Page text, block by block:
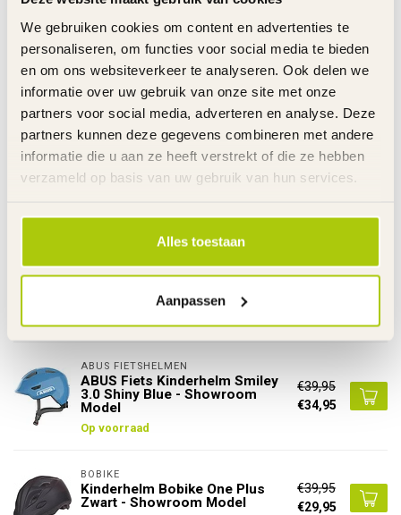
We gebruiken cookies om content en advertenties te
personaliseren, om functies voor social media te bieden
en om ons websiteverkeer te analyseren. Ook delen we
informatie over uw gebruik van onze site met onze
partners voor social media, adverteren en analyse. Deze
partners kunnen deze gegevens combineren met andere
informatie die u aan ze heeft verstrekt of die ze hebben
verzameld op basis van uw gebruik van hun services.
Alles toestaan
Aanpassen
Gewicht
S 220 - M 240 gram
Doelgroep
Kinderen
Helmtype
Kinderfiets - MTB
Link
De gehele rubriek Kinderhelm
Specificaties
ABUS Fiets Kinderhelm Smiley
€39,95
ABUS FIETSHELMEN
ABUS Fiets Kinderhelm Smiley
3.0 Shiny Blue - Showroom
Model
Op voorraad
€39,95
€34,95
BOBIKE
Kinderhelm Bobike One Plus
Zwart - Showroom Model
€39,95
€29,95